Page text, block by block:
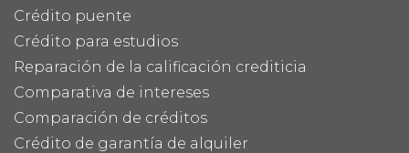
Crédito puente
Crédito para estudios
Reparación de la calificación crediticia
Comparativa de intereses
Comparación de créditos
Crédito de garantía de alquiler